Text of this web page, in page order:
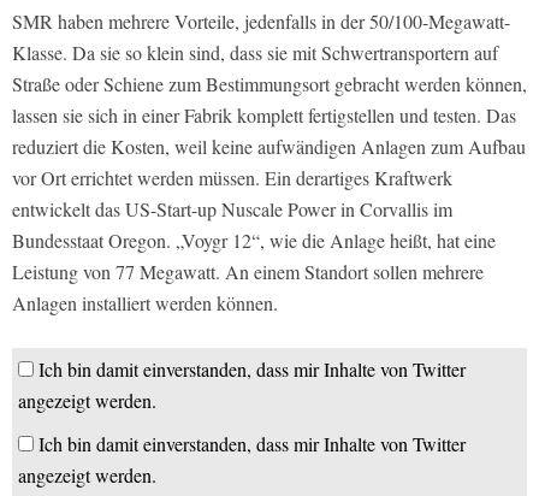
SMR haben mehrere Vorteile, jedenfalls in der 50/100-Megawatt-
Klasse. Da sie so klein sind, dass sie mit Schwertransportern auf
Straße oder Schiene zum Bestimmungsort gebracht werden können,
lassen sie sich in einer Fabrik komplett fertigstellen und testen. Das
reduziert die Kosten, weil keine aufwändigen Anlagen zum Aufbau
vor Ort errichtet werden müssen. Ein derartiges Kraftwerk
entwickelt das US-Start-up Nuscale Power in Corvallis im
Bundesstaat Oregon. „Voygr 12“, wie die Anlage heißt, hat eine
Leistung von 77 Megawatt. An einem Standort sollen mehrere
Anlagen installiert werden können.
Ich bin damit einverstanden, dass mir Inhalte von Twitter
angezeigt werden.
Ich bin damit einverstanden, dass mir Inhalte von Twitter
angezeigt werden.